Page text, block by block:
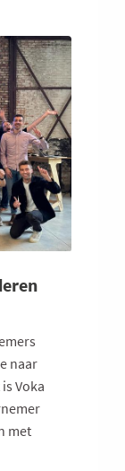
naar
Voka
met